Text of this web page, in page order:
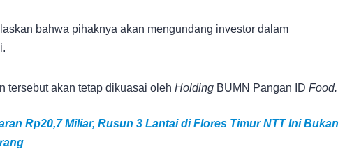
bahwa pihaknya akan mengundang investor dalam
tersebut akan tetap dikuasai oleh Holding BUMN Pangan ID Food.
Rp20,7 Miliar, Rusun 3 Lantai di Flores Timur NTT Ini Bukan